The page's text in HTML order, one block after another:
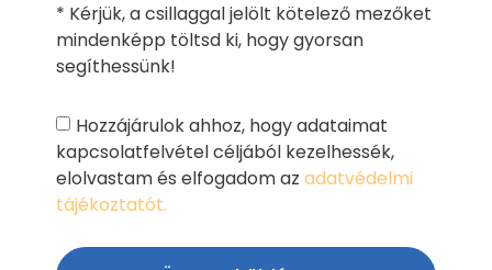
* Kérjük, a csillaggal jelölt kötelező mezőket
mindenképp töltsd ki, hogy gyorsan
segíthessünk!
Hozzájárulok ahhoz, hogy adataimat
kapcsolatfelvétel céljából kezelhessék,
elolvastam és elfogadom azadatvédelmi
tájékoztatót.